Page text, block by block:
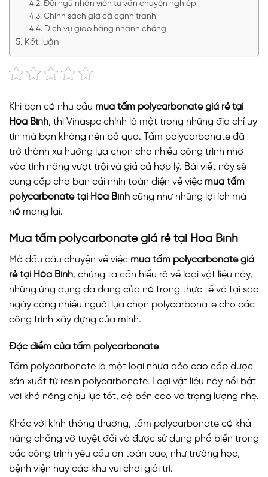
Đội ngũ nhân viên tư vấn chuyên nghiệp
Chính sách giá cả cạnh tranh
Dịch vụ giao hàng nhanh chóng
Kết luận
Khi bạn có nhu cầu mua tấm polycarbonate giá rẻ tại
Hòa Bình, thì Vinaspc chính là một trong những địa chỉ uy
tín mà bạn không nên bỏ qua. Tấm polycarbonate đã
trở thành xu hướng lựa chọn cho nhiều công trình nhờ
vào tính năng vượt trội và giá cả hợp lý. Bài viết này sẽ
cung cấp cho bạn cái nhìn toàn diện về việc mua tấm
polycarbonate tại Hòa Bình cũng như những lợi ích mà
nó mang lại.
Mua tấm polycarbonate giá rẻ tại Hòa Bình
Mở đầu câu chuyện về việc mua tấm polycarbonate giá
rẻ tại Hòa Bình, chúng ta cần hiểu rõ về loại vật liệu này,
những ứng dụng đa dạng của nó trong thực tế và tại sao
ngày càng nhiều người lựa chọn polycarbonate cho các
công trình xây dựng của mình.
Đặc điểm của tấm polycarbonate
Tấm polycarbonate là một loại nhựa dẻo cao cấp được
sản xuất từ resin polycarbonate. Loại vật liệu này nổi bật
với khả năng chịu lực tốt, độ bền cao và trọng lượng nhẹ.
Khác với kính thông thường, tấm polycarbonate có khả
năng chống vỡ tuyệt đối và được sử dụng phổ biến trong
các công trình yêu cầu an toàn cao, như trường học,
bệnh viện hay các khu vui chơi giải trí.